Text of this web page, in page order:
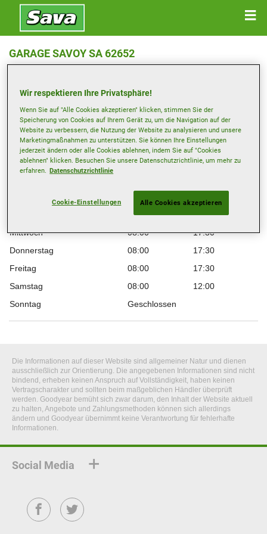
GARAGE SAVOY SA 62652
Telefonnummer anzeigen
vente@garagesavoy.ch
Öffnungszeiten
08:00
17:30
Mittwoch
08:00
17:30
Donnerstag
08:00
17:30
Freitag
08:00
17:30
Samstag
08:00
12:00
Sonntag
Geschlossen
Die Informationen auf dieser Website sind allgemeiner Natur und dienen
ausschließlich zur Orientierung. Die angegebenen Informationen sind nicht
bindend, erheben keinen Anspruch auf Vollständigkeit, haben keinen
Vertragscharakter und sollten beim maßgeblichen Händler überprüft
werden. Goodyear bemüht sich zwar darum, den Inhalt der Website aktuell
zu halten, Angebote und Zahlungsmethoden können sich allerdings
ändern und Goodyear übernimmt keine Verantwortung für fehlerhafte
Informationen.
Social Media
FacebookTwitter
Wir respektieren Ihre Privatsphäre!
Wenn Sie auf "Alle Cookies akzeptieren" klicken, stimmen Sie der
Speicherung von Cookies auf Ihrem Gerät zu, um die Navigation auf der
Website zu verbessern, die Nutzung der Website zu analysieren und unsere
Marketingmaßnahmen zu unterstützen. Sie können Ihre Einstellungen
jederzeit ändern oder alle Cookies ablehnen, indem Sie auf "Cookies
ablehnen" klicken. Besuchen Sie unsere Datenschutzrichtlinie, um mehr zu
erfahren. Datenschutzrichtlinie
Cookie-Einstellungen Alle Cookies akzeptieren